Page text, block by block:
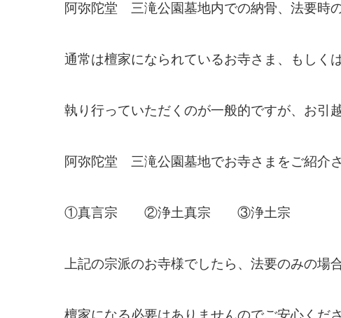
阿弥陀堂 三滝公園墓地内での納骨、法要時
通常は檀家になられているお寺さま、もしく
執り行っていただくのが一般的ですが、お引
阿弥陀堂 三滝公園墓地でお寺さまをご紹介
①真言宗 ②浄土真宗 ③浄土宗
上記の宗派のお寺様でしたら、法要のみの場
檀家になる必要はありませんのでご安心くださ